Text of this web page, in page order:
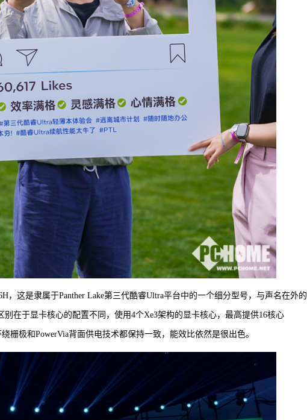
这是隶属于Panther Lake第三代酷睿Ultra平台中的一个细分型号，与声名在外的
在于显卡核心的配置不同，使用4个Xe3架构的显卡核心，最高提供16核心
栅极和PowerVia背面供电技术都保持一致，能效比依然是很出色。